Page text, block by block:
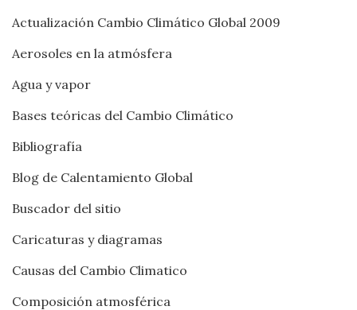
Actualización Cambio Climático Global 2009
Aerosoles en la atmósfera
Agua y vapor
Bases teóricas del Cambio Climático
Bibliografía
Blog de Calentamiento Global
Buscador del sitio
Caricaturas y diagramas
Causas del Cambio Climatico
Composición atmosférica